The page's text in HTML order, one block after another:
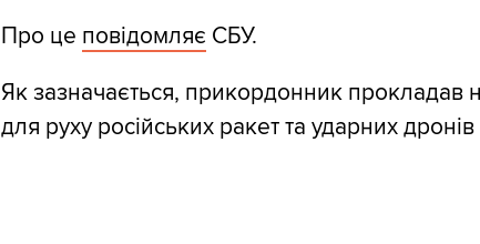
Про це повідомляє СБУ.
Як зазначається, прикордонник прокладав
для руху російських ракет та ударних